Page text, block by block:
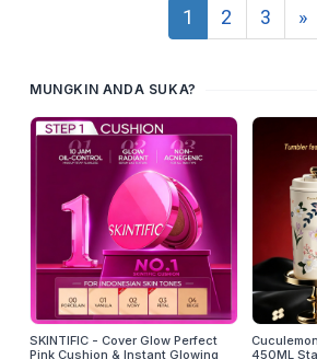
1 2 3 »